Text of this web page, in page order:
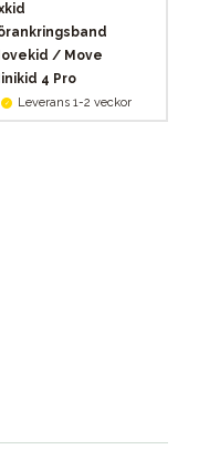
/ Move
4 Pro
Leverans 1-2 veckor